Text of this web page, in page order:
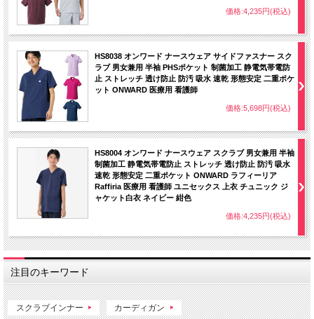
価格:4,235円(税込)
HS8038 オンワード ナースウェア サイドファスナー スク
ラブ 男女兼用 半袖 PHSポケット 制菌加工 静電気帯電防
止 ストレッチ 透け防止 防汚 吸水 速乾 形態安定 二重ポケ
ット ONWARD 医療用 看護師
価格:5,698円(税込)
HS8004 オンワード ナースウェア スクラブ 男女兼用 半袖
制菌加工 静電気帯電防止 ストレッチ 透け防止 防汚 吸水
速乾 形態安定 二重ポケット ONWARD ラフィーリア
Raffiria 医療用 看護師 ユニセックス 上衣 チュニック ジ
ャケット白衣 ネイビー 紺色
価格:4,235円(税込)
注目のキーワード
スクラブインナー カーディガン